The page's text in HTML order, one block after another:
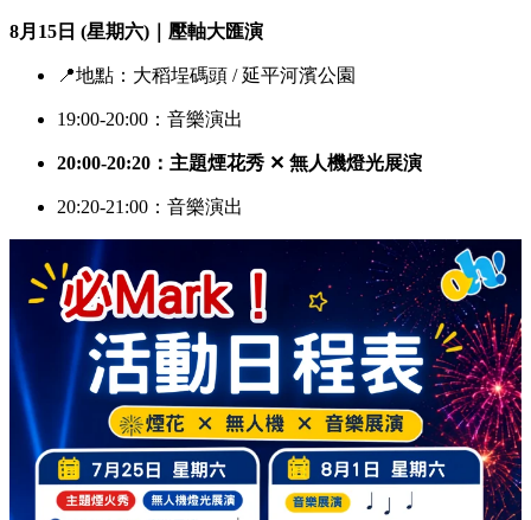
8月15日 (星期六)｜壓軸大匯演
📍地點：大稻埕碼頭 / 延平河濱公園
19:00-20:00：音樂演出
20:00-20:20：主題煙花秀 ✕ 無人機燈光展演
20:20-21:00：音樂演出